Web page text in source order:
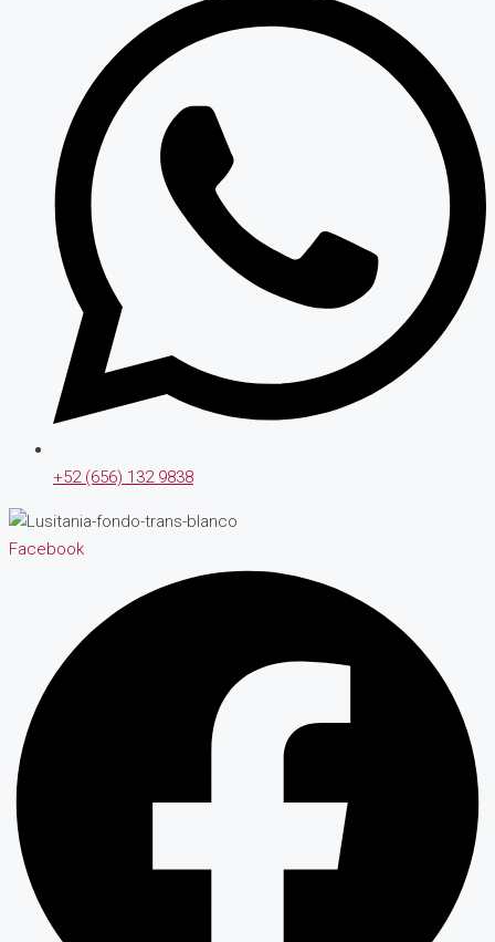
+52 (656) 132 9838
Facebook